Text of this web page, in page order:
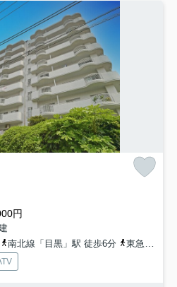
円
南北線「目黒」駅 徒歩6分 東急目黒線「目黒」駅 徒歩6分